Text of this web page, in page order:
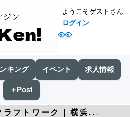
👀
ようこそゲストさん
ログイン
キング イベント 求人情報
＋Post
フトワーク | 横浜...